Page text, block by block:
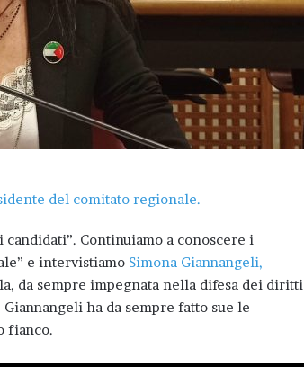
del comitato regionale.
Continuiamo a conoscere i
e intervistiamo Simona Giannangeli,
da sempre impegnata nella difesa dei diritti
ha da sempre fatto sue le
fianco.
conquista
L’Aquila:
gremita
il
debutto
di